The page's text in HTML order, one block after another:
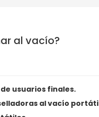
al vacío?
usuarios finales.
al vacío